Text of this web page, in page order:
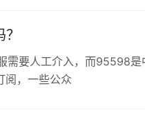
要人工介入，而95598
阅，一些公众